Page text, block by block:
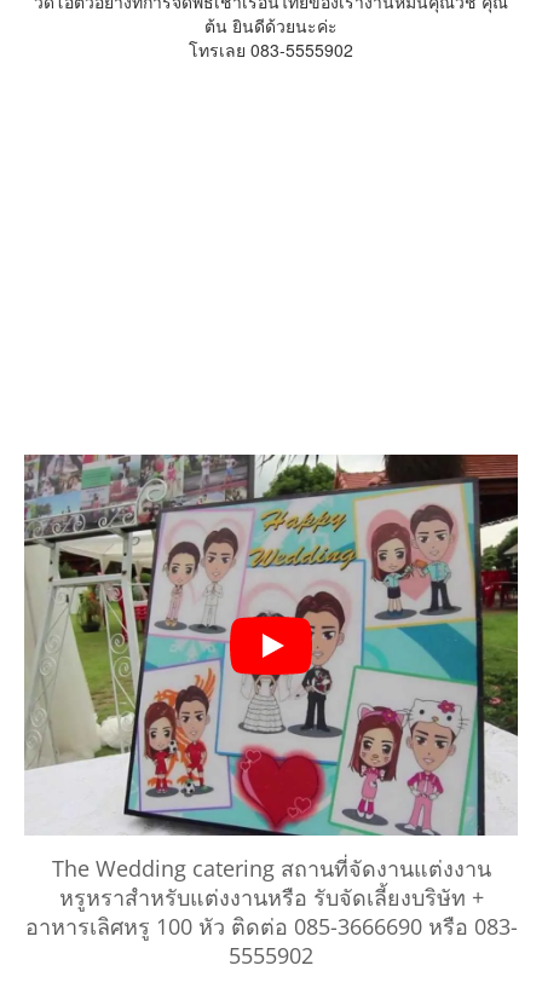
ต้น ยินดีด้วยนะค่ะ
โทรเลย 083-5555902
The Wedding catering สถานที่จัดงานแต่งงาน
หรูหราสำหรับแต่งงานหรือ รับจัดเลี้ยงบริษัท +
อาหารเลิศหรู 100 หัว ติดต่อ 085-3666690 หรือ 083-
5555902